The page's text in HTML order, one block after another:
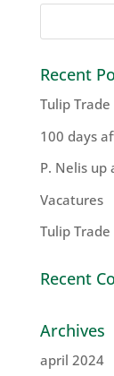
Recent
Tulip Trade
100 days
P. Nelis
Vacatures
Tulip
Recent
Archives
april 2024